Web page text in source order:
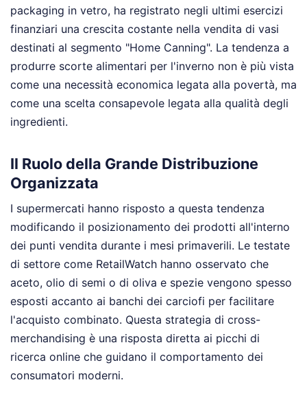
packaging in vetro, ha registrato negli ultimi esercizi
finanziari una crescita costante nella vendita di vasi
destinati al segmento "Home Canning". La tendenza a
produrre scorte alimentari per l'inverno non è più vista
come una necessità economica legata alla povertà, ma
come una scelta consapevole legata alla qualità degli
ingredienti.
Il Ruolo della Grande Distribuzione
Organizzata
I supermercati hanno risposto a questa tendenza
modificando il posizionamento dei prodotti all'interno
dei punti vendita durante i mesi primaverili. Le testate
di settore come RetailWatch hanno osservato che
aceto, olio di semi o di oliva e spezie vengono spesso
esposti accanto ai banchi dei carciofi per facilitare
l'acquisto combinato. Questa strategia di cross-
merchandising è una risposta diretta ai picchi di
ricerca online che guidano il comportamento dei
consumatori moderni.